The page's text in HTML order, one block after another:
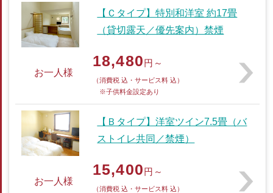
【Ｃタイプ】特別和洋室 約17畳
（貸切露天／優先案内）禁煙
お一人様
18,480円～
（消費税 込・サービス料 込）
※子供料金設定あり
【Ｂタイプ】洋室ツイン7.5畳（バ
ストイレ共同／禁煙）
お一人様
15,400円～
（消費税 込・サービス料 込）